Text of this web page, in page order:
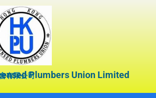
有限公司Plumbers Union Limited